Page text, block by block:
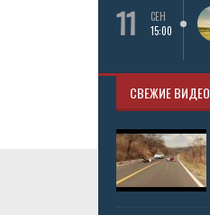
11
СЕН
15:00
СВЕЖИЕ ВИДЕО